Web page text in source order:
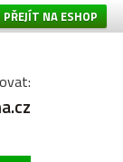
PŘEJÍT NA ESHOP